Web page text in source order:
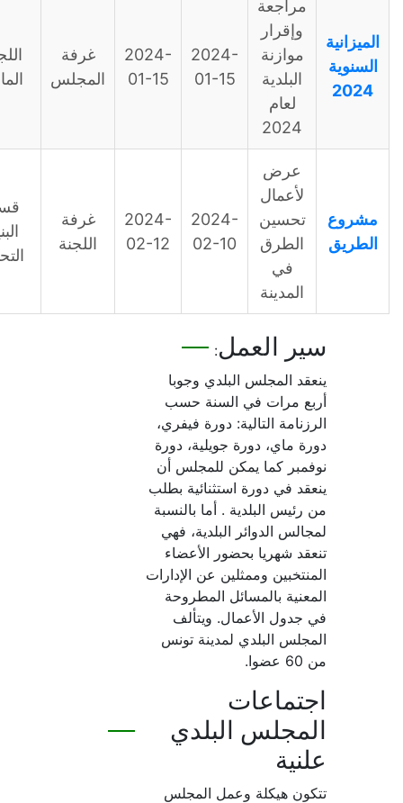
وإقرار
موازنة
البلدية
2024-
01-15
2024-
01-15
غرفة
المجلس
اللجنة
المالية
صالح
تحسين
الطرق
2024-
02-10
2024-
02-12
غرفة
اللجنة
البنية
التحتية
العمل:
المجلس البلدي وجوبا
مرات في السنة حسب
التالية: دورة فيفري،
ماي، دورة جويلية، دورة
كما يمكن للمجلس أن
في دورة استثنائية بطلب
رئيس البلدية . أما بالنسبة
الدوائر البلدية، فهي
شهريا بحضور الأعضاء
وممثلين عن الإدارات
بالمسائل المطروحة
جدول الأعمال. ويتألف
البلدي لمدينة تونس
البلدي
هيكلة وعمل المجلس